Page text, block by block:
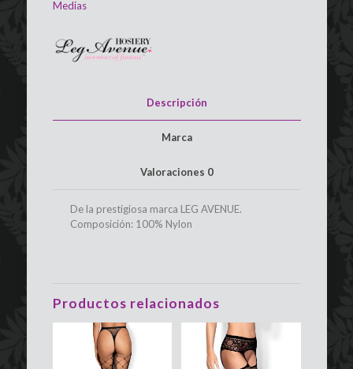
Plus
AVENUE
cantidad
Medias
Descripción
Marca
Valoraciones 0
De la prestigiosa marca LEG AVENUE.
Composición: 100% Nylon
Productos relacionados